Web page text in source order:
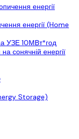
енергії
енергії (Home
УЗЕ 10МВт*год
сонячній енергії
Storage)